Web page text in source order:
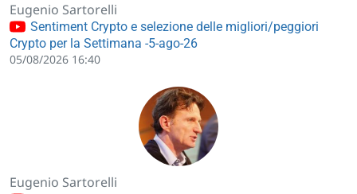
Eugenio Sartorelli
Sentiment Crypto e selezione delle migliori/peggiori
Crypto per la Settimana -5-ago-26
05/08/2026 16:40
Eugenio Sartorelli